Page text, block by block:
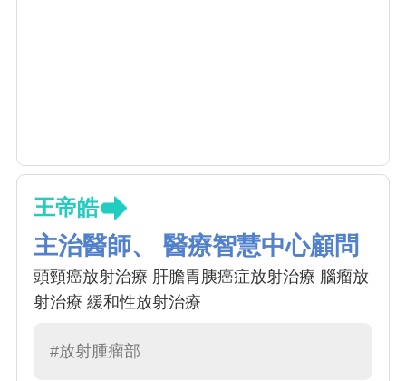
王帝皓
主治醫師、 醫療智慧中心顧問
頭頸癌放射治療 肝膽胃胰癌症放射治療 腦瘤放
射治療 緩和性放射治療
#放射腫瘤部